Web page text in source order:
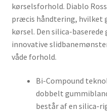
kørselsforhold. Diablo
præcis håndtering, hvilket
kørsel. Den silica-
innovative
våde forhold.
Bi-Compound
dobbelt
består af en silica-